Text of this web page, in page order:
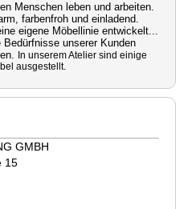
Menschen leben und arbeiten.
farbenfroh und einladend.
eigene Möbellinie entwickelt...
unserer Kunden
In unserem Atelier sind einige
ausgestellt.
GMBH
15